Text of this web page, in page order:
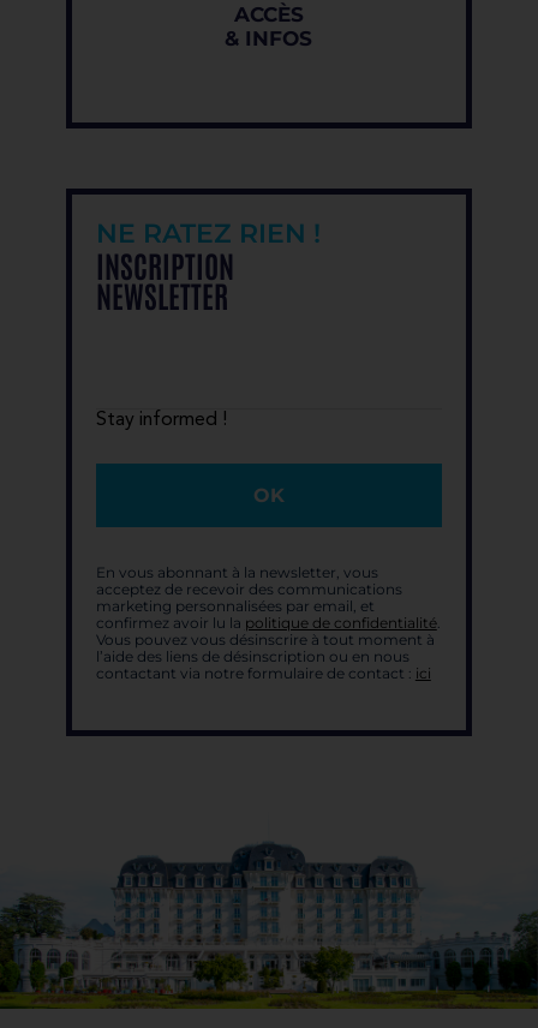
ACCÈS
& INFOS
NE RATEZ RIEN !
INSCRIPTION
NEWSLETTER
Stay informed !
OK
En vous abonnant à la newsletter, vous
acceptez de recevoir des communications
marketing personnalisées par email, et
confirmez avoir lu la politique de confidentialité.
Vous pouvez vous désinscrire à tout moment à
l’aide des liens de désinscription ou en nous
contactant via notre formulaire de contact : ici